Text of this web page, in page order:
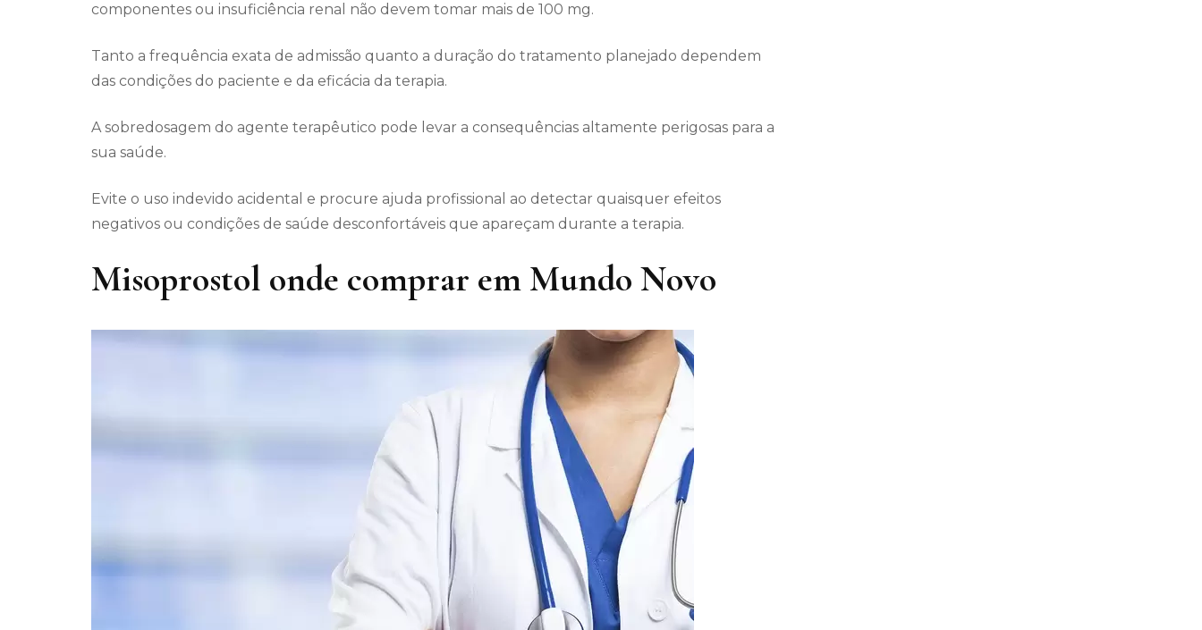
componentes ou insuficiência renal não devem tomar mais de 100 mg.
Tanto a frequência exata de admissão quanto a duração do tratamento planejado dependem
das condições do paciente e da eficácia da terapia.
A sobredosagem do agente terapêutico pode levar a consequências altamente perigosas para a
sua saúde.
Evite o uso indevido acidental e procure ajuda profissional ao detectar quaisquer efeitos
negativos ou condições de saúde desconfortáveis ​​que apareçam durante a terapia.
Misoprostol onde comprar em Mundo Novo